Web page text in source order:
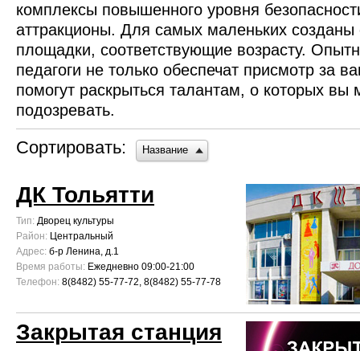
комплексы повышенного уровня
аттракционы. Для самых маленьких созданы
площадки, соответствующие возрасту.
педагоги не только обеспечат присмотр за
помогут раскрыться талантам, о которых вы
подозревать.
Сортировать: Название
ДК Тольятти
Тип: Дворец культуры
Район: Центральный
Адрес: б-р Ленина, д.1
Время работы: Ежедневно 09:00-21:00
Телефон: 8(8482) 55-77-72, 8(8482) 55-77-78
Закрытая станция